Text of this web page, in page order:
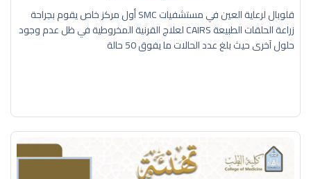
قلوبال لرعاية العين في مستشفيات SMC أول مركز خاص يقوم بجراحة
زراعة الحلقات الطبيعة CAIRS لعلاج القرنية المخروطية في ظل عدم وجود
حلول آخرى حيث بلغ عدد الحالات ما يفوق 50 حالة